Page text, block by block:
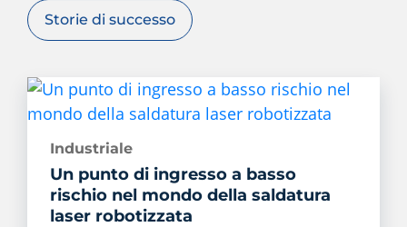
Storie di successo
Industriale
Un punto di ingresso a basso
rischio nel mondo della saldatura
laser robotizzata